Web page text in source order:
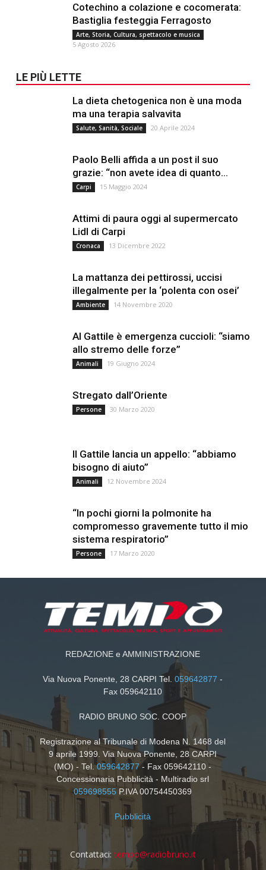
Cotechino a colazione e cocomerata:
Bastiglia festeggia Ferragosto
Arte, Storia, Cultura, spettacolo e musica
5 Agosto 2026
LE PIÙ LETTE
La dieta chetogenica non è una moda
ma una terapia salvavita
Salute, Sanità, Sociale 20 Aprile 2024
Paolo Belli affida a un post il suo
grazie: “non avete idea di quanto...
Carpi 15 Maggio 2024
Attimi di paura oggi al supermercato
Lidl di Carpi
Cronaca 13 Dicembre 2022
La mattanza dei pettirossi, uccisi
illegalmente per la ‘polenta con osei’
Ambiente 14 Novembre 2020
Al Gattile è emergenza cuccioli: “siamo
allo stremo delle forze”
Animali 19 Giugno 2024
Stregato dall’Oriente
Persone 30 Marzo 2020
Il Gattile lancia un appello: “abbiamo
bisogno di aiuto”
Animali 12 Novembre 2024
“In pochi giorni la polmonite ha
compromesso gravemente tutto il mio
sistema respiratorio”
Persone 17 Marzo 2020
REDAZIONE e AMMINISTRAZIONE
Via Nuova Ponente, 28 CARPI Tel.059642877 -
Fax 059642110
RADIO BRUNO SOC. COOP
Registrazione al Tribunale di Modena N. 1468 del
9 aprile 1999. Via Nuova Ponente, 28 CARPI
(MO) - Tel.059642877- Fax 059642110 -
Concessionaria Pubblicità - Multiradio srl
059698555 P.IVA 00754450369
Pubblicità
Contattaci: tempo@radiobruno.it